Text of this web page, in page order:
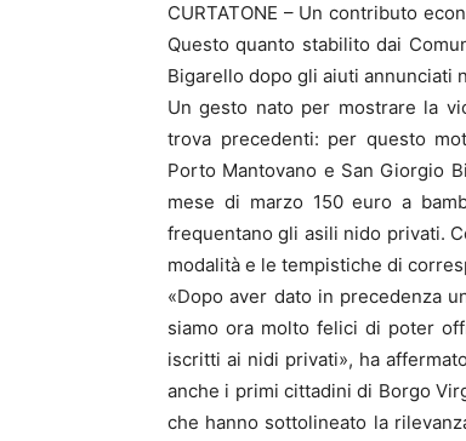
CURTATONE – Un contributo
Questo quanto stabilito dai
Bigarello dopo gli aiuti annunciati
Un gesto nato per mostrare la
trova precedenti: per questo
Porto Mantovano e San Giorgio
mese di marzo 150 euro a
frequentano gli asili nido privati.
modalità e le tempistiche di
«Dopo aver dato in precedenza
siamo ora molto felici di poter
iscritti ai nidi privati», ha
anche i primi cittadini di Borgo
che hanno sottolineato la